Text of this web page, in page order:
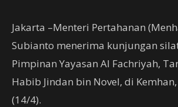
Jakarta –Menteri Pertahanan
Subianto menerima kunjungan
Pimpinan Yayasan Al Fachriyah,
Habib Jindan bin Novel, di
(14/4).